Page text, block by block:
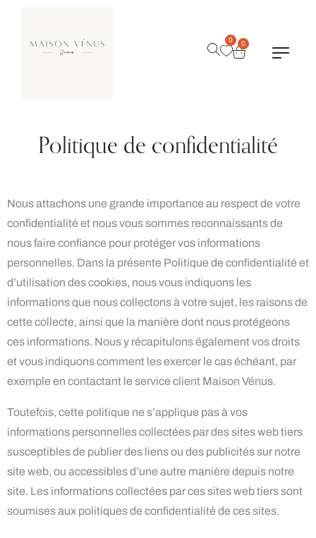
0 0
Politique de confidentialité
Nous attachons une grande importance au respect de votre
confidentialité et nous vous sommes reconnaissants de
nous faire confiance pour protéger vos informations
personnelles. Dans la présente Politique de confidentialité et
d’utilisation des cookies, nous vous indiquons les
informations que nous collectons à votre sujet, les raisons de
cette collecte, ainsi que la manière dont nous protégeons
ces informations. Nous y récapitulons également vos droits
et vous indiquons comment les exercer le cas échéant, par
exemple en contactant le service client Maison Vénus.
Toutefois, cette politique ne s’applique pas à vos
informations personnelles collectées par des sites web tiers
susceptibles de publier des liens ou des publicités sur notre
site web, ou accessibles d’une autre manière depuis notre
site. Les informations collectées par ces sites web tiers sont
soumises aux politiques de confidentialité de ces sites.